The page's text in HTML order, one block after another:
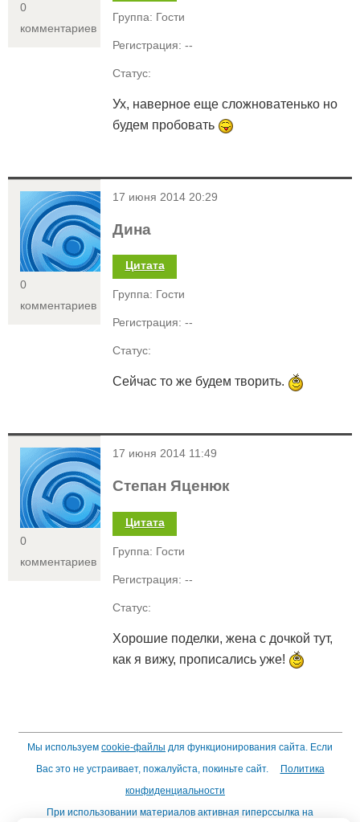
0
комментариев
Группа: Гости
Регистрация: --
Статус:
Ух, наверное еще сложноватенько но
будем пробовать
<
0
комментариев
17 июня 2014 20:29
Дина
Цитата
Группа: Гости
Регистрация: --
Статус:
Сейчас то же будем творить.
<
0
комментариев
17 июня 2014 11:49
Степан Яценюк
Цитата
Группа: Гости
Регистрация: --
Статус:
Хорошие поделки, жена с дочкой тут,
как я вижу, прописались уже!
Мы используем cookie-файлы для функционирования сайта. Если
Вас это не устраивает, пожалуйста, покиньте сайт.
Политика
конфиденциальности
При использовании материалов активная гиперссылка на